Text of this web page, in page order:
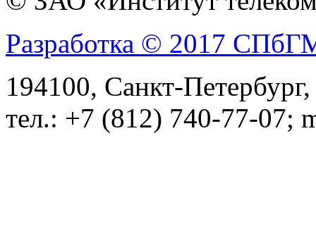
Разработка © 2017
194100, Санкт-
тел.: +7 (812) 740-77-07;